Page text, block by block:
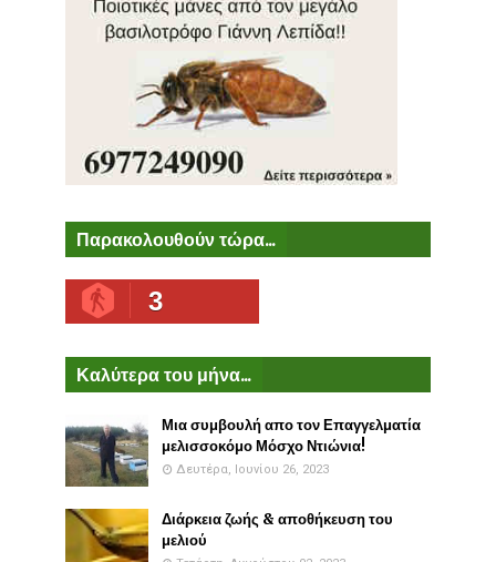
Παρακολουθούν τώρα...
3
Καλύτερα του μήνα...
Μια συμβουλή απο τον Επαγγελματία
μελισσοκόμο Μόσχο Ντιώνια!
Δευτέρα, Ιουνίου 26, 2023
Διάρκεια ζωής & αποθήκευση του
μελιού